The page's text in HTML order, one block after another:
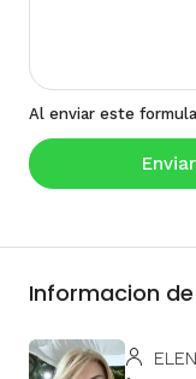
Al enviar este
Informacion